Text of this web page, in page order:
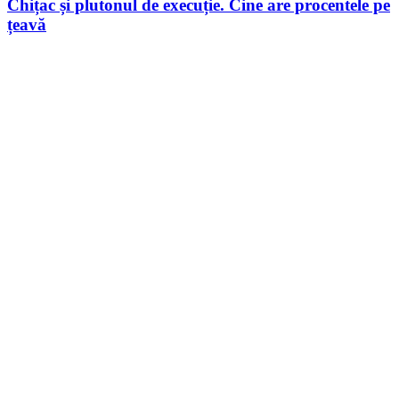
Chițac și plutonul de execuție. Cine are procentele pe
țeavă